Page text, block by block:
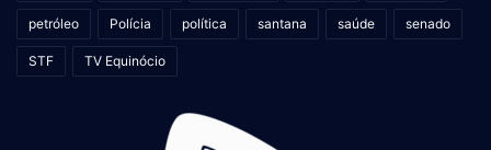
petróleo Polícia política santana saúde senado
STF TV Equinócio